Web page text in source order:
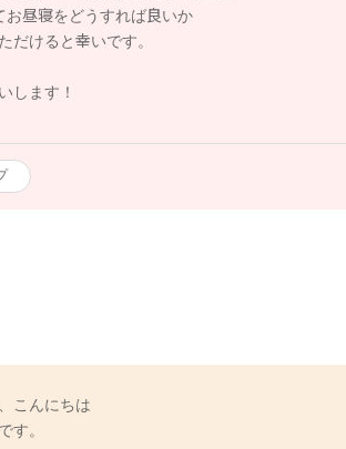
お昼寝をどうすれば良いか
だけると幸いです。
します！
こんにちは
す。